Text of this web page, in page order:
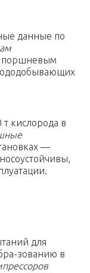
данные по
кислорода в
—
для
зованию в